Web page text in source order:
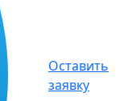
Оставить
заявку